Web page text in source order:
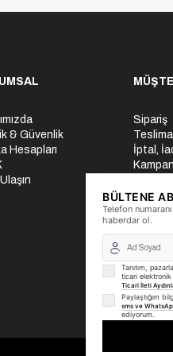
& Güvenlik
Hesapları
Sipariş
İptal,
Üyelik
BÜLTENE
Telefon
haberdar ol.
Tanıtım,
ticari elektronik
Ticari İleti
Paylaştığım
sms ve
ediyorum.